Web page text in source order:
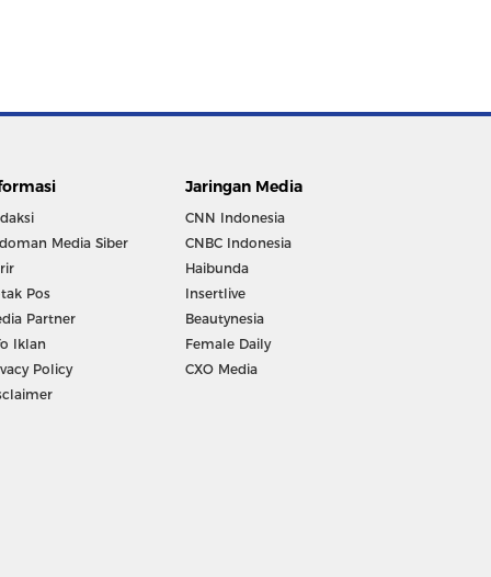
Media Siber
Pos
Partner
Iklan
Policy
Jaringan Media
CNN Indonesia
CNBC Indonesia
Haibunda
Insertlive
Beautynesia
Female Daily
CXO Media